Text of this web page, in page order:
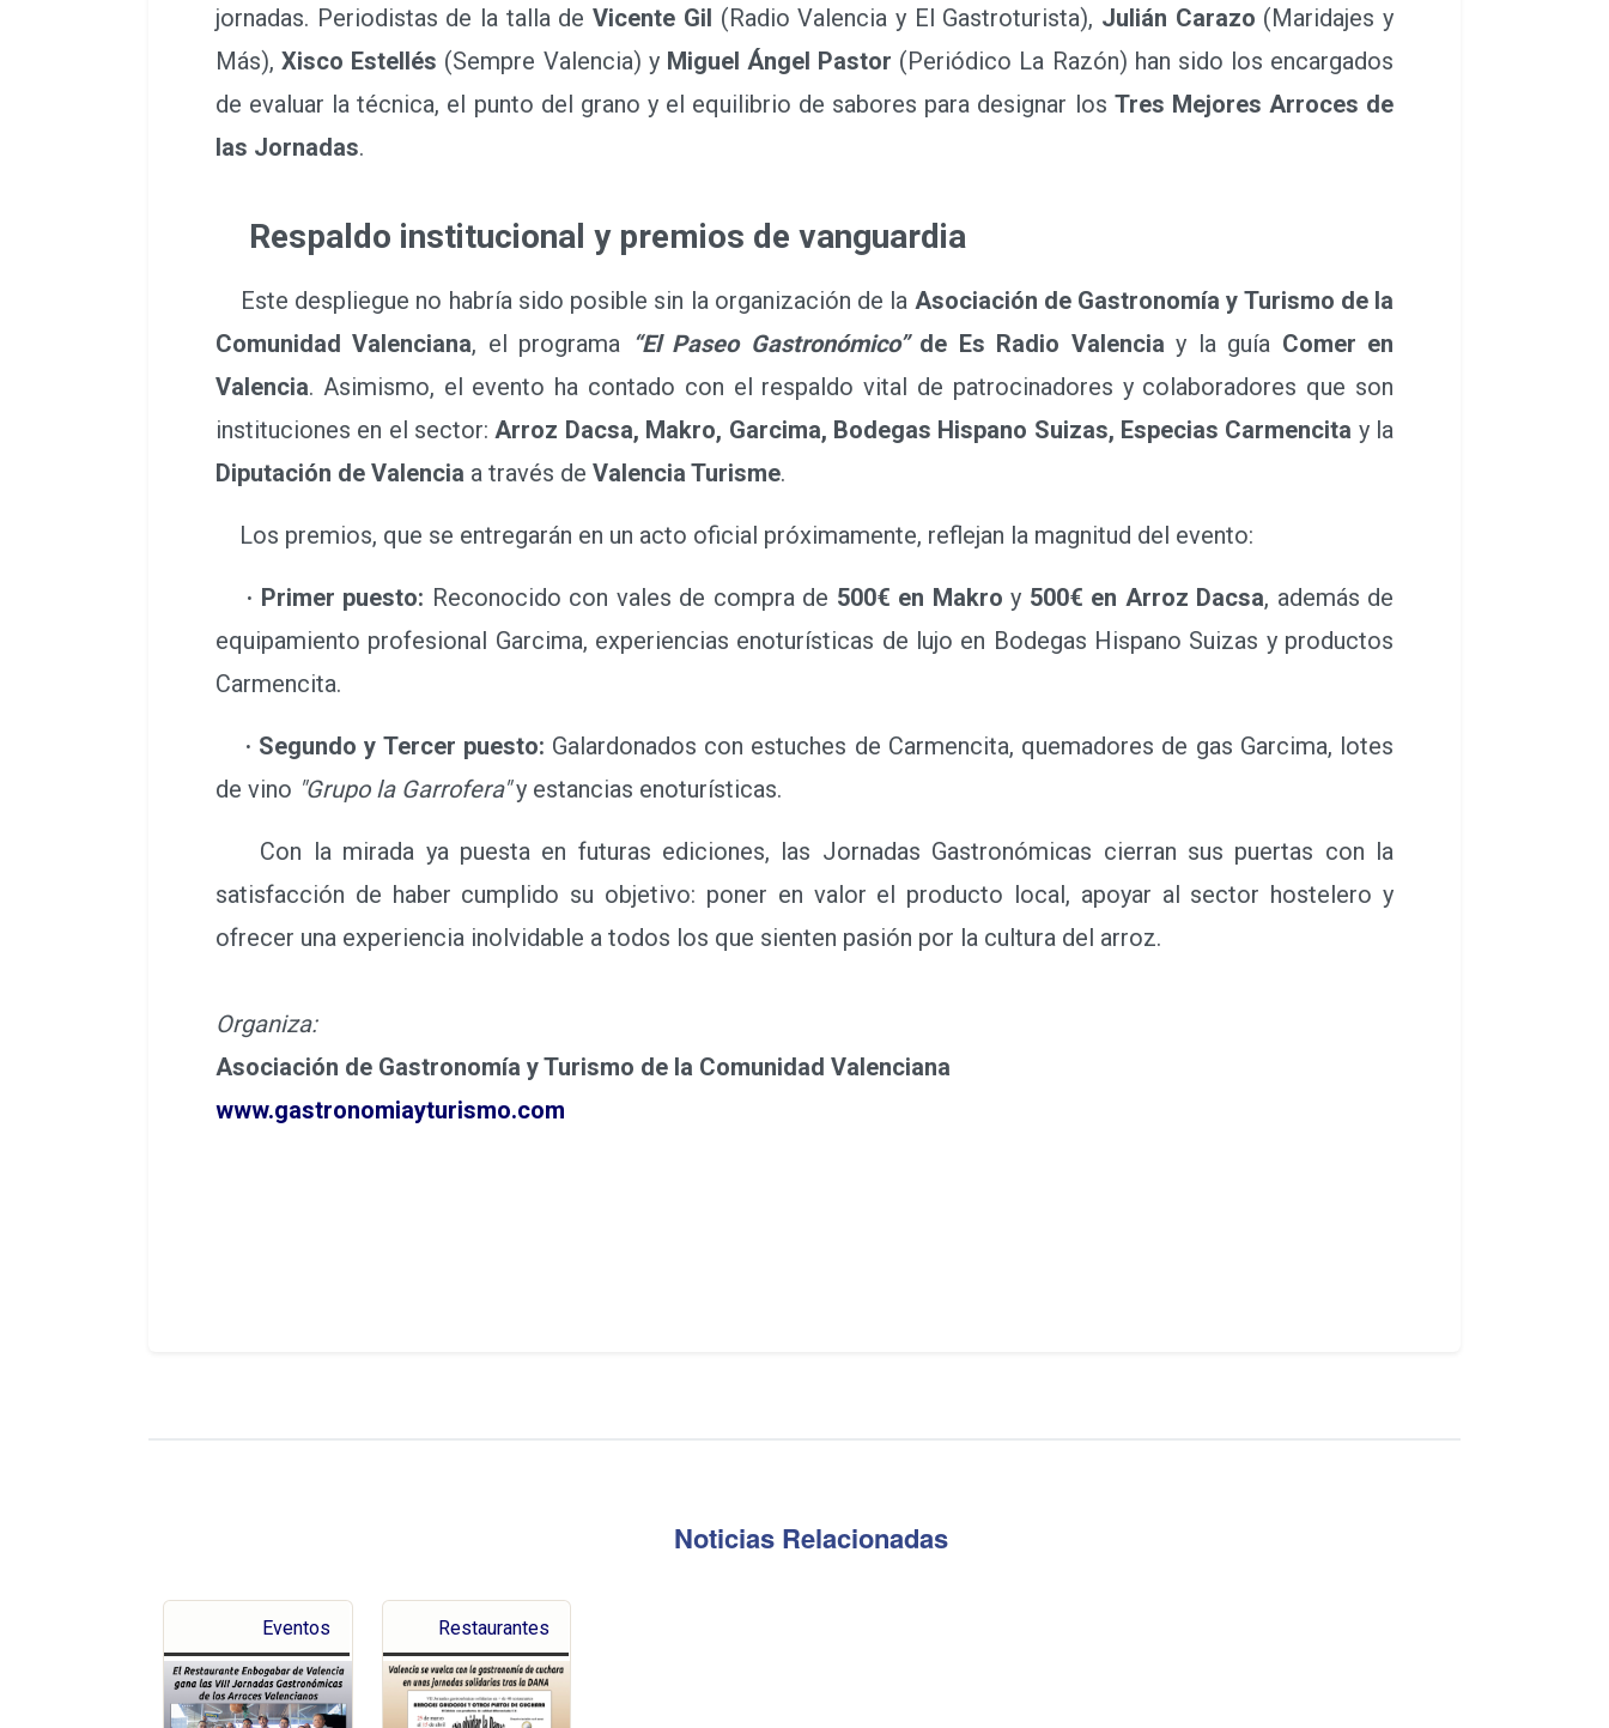
jornadas. Periodistas de la talla deVicente Gil (Radio Valencia y El Gastroturista), Julián Carazo (Maridajes y
Más),Xisco Estellés (Sempre Valencia) y Miguel Ángel Pastor (Periódico La Razón) han sido los encargados
de evaluar la técnica, el punto del grano y el equilibrio de sabores para designar los Tres Mejores Arroces de
las Jornadas.
Respaldo institucional y premios de vanguardia
Este despliegue no habría sido posible sin la organización de la Asociación de Gastronomía y Turismo de la
Comunidad Valenciana, el programa “El Paseo Gastronómico” de Es Radio Valencia y la guía Comer en
Valencia. Asimismo, el evento ha contado con el respaldo vital de patrocinadores y colaboradores que son
instituciones en el sector:Arroz Dacsa, Makro, Garcima, Bodegas Hispano Suizas, Especias Carmencita y la
Diputación de Valencia a través de Valencia Turisme.
Los premios, que se entregarán en un acto oficial próximamente, reflejan la magnitud del evento:
· Primer puesto: Reconocido con vales de compra de 500€ en Makro y 500€ en Arroz Dacsa, además de
equipamiento profesional Garcima, experiencias enoturísticas de lujo en Bodegas Hispano Suizas y productos
Carmencita.
· Segundo y Tercer puesto: Galardonados con estuches de Carmencita, quemadores de gas Garcima, lotes
de vino "Grupo la Garrofera"y estancias enoturísticas.
Con la mirada ya puesta en futuras ediciones, las Jornadas Gastronómicas cierran sus puertas con la
satisfacción de haber cumplido su objetivo: poner en valor el producto local, apoyar al sector hostelero y
ofrecer una experiencia inolvidable a todos los que sienten pasión por la cultura del arroz.
Organiza:
Asociación de Gastronomía y Turismo de la Comunidad Valenciana
www.gastronomiayturismo.com
Noticias Relacionadas
Eventos Restaurantes